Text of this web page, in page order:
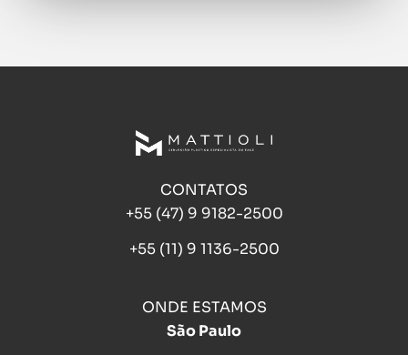
CONTATOS
+55 (47) 9 9182-2500
+55 (11) 9 1136-2500
ONDE ESTAMOS
São Paulo